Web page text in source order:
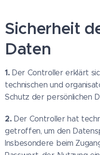
Sicherheit
Daten
1. Der Controller erklärt
technischen und
Schutz der persönlichen
2. Der Controller hat
getroffen, um den
Insbesondere beim